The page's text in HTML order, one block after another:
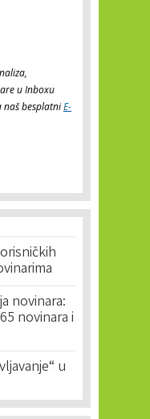
u Inboxu
naš besplatniE-
novinara:
novinara i
u